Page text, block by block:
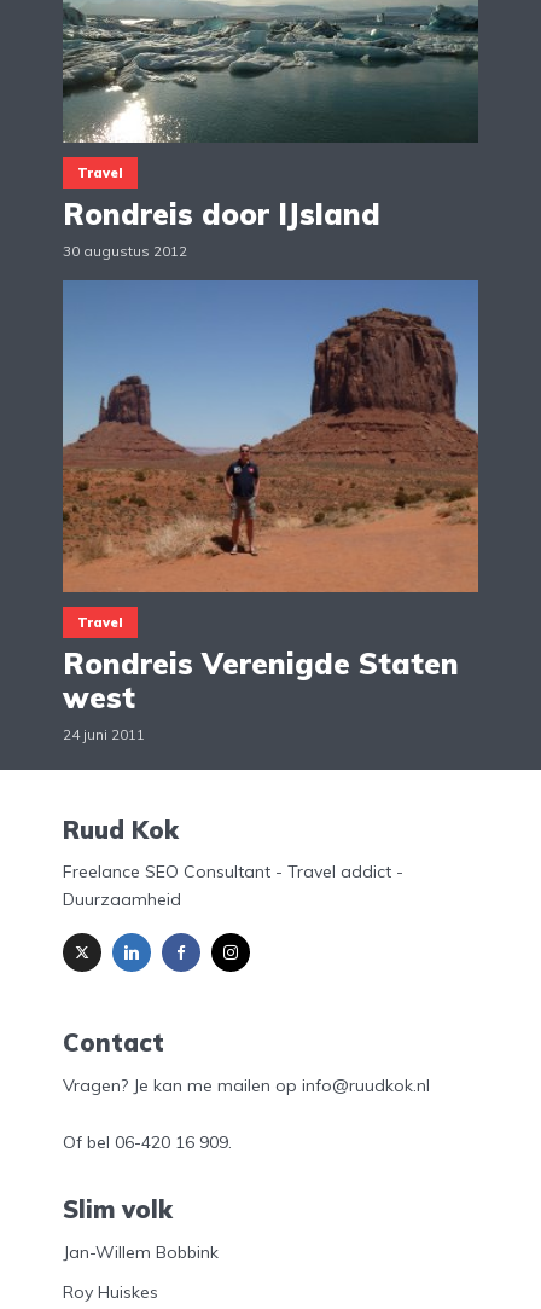
Travel
Rondreis door IJsland
30 augustus 2012
Travel
Rondreis Verenigde Staten
west
24 juni 2011
Ruud Kok
Freelance SEO Consultant - Travel addict -
Duurzaamheid
Contact
Vragen? Je kan me mailen op info@ruudkok.nl
Of bel 06-420 16 909.
Slim volk
Jan-Willem Bobbink
Roy Huiskes